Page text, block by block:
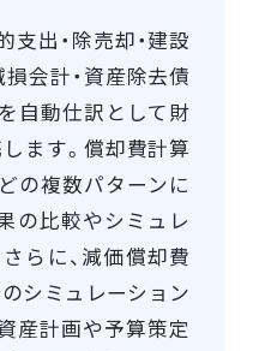
支出・除売却・建設
損会計・資産除去債
自動仕訳として財
ます。償却費計算
の複数パターンに
の比較やシミュレ
らに、減価償却費
シミュレーション
産計画や予算策定